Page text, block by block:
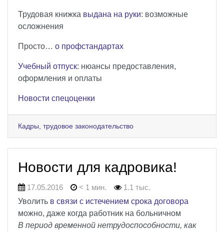
Трудовая книжка выдана на руки: возможные
осложнения
Просто… о профстандартах
Учебный отпуск: нюансы предоставления,
оформления и оплаты
Новости спецоценки
Кадры, трудовое законодательство
Новости для кадровика!
17.05.2016 < 1 мин.
1.1 тыс.
Уволить в связи с истечением срока договора
можно, даже когда работник на больничном
В период временной нетрудоспособности, как